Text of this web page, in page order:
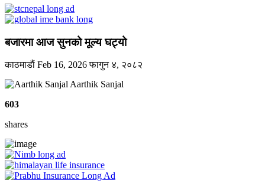
बजारमा आज सुनको मूल्य घट्यो
काठमाडाैं Feb 16, 2026फागुन ४, २०८२
Aarthik Sanjal
603
shares